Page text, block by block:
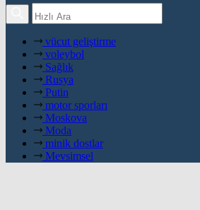
vücut geliştirme
voleybol
Sağlık
Rusya
Putin
motor sporları
Moskova
Moda
minik dostlar
Mevsimsel